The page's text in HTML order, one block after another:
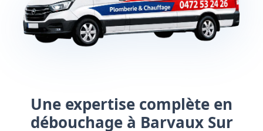
Une expertise complète en
débouchage à Barvaux Sur